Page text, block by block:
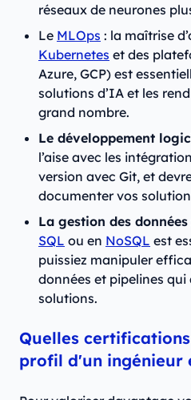
réseaux de neurones
Le MLOps : la maîtrise
Kubernetes et des
Azure, GCP) est
solutions d’IA et les
grand nombre.
Le développement
l’aise avec les
version avec Git, et
documenter vos
La gestion des données
SQL ou en NoSQL est
puissiez manipuler
données et pipelines
solutions.
Quelles
profil d'un ingénieur